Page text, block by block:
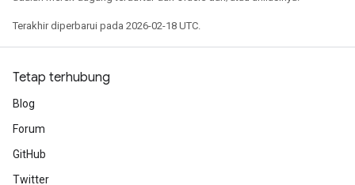
Terakhir diperbarui pada 2026-02-18 UTC.
Tetap terhubung
Blog
Forum
GitHub
Twitter